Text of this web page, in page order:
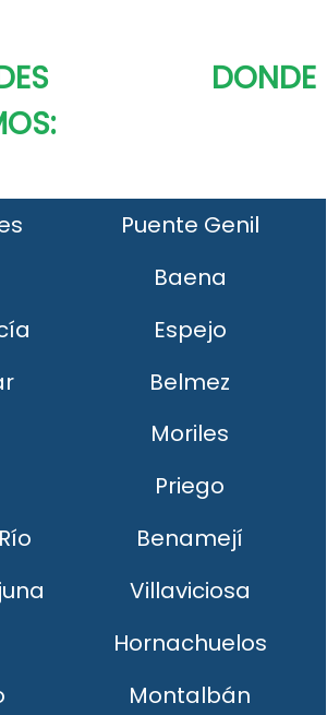
DONDE
Puente Genil
Baena
Espejo
Belmez
Moriles
Priego
Benamejí
Villaviciosa
Hornachuelos
Montalbán